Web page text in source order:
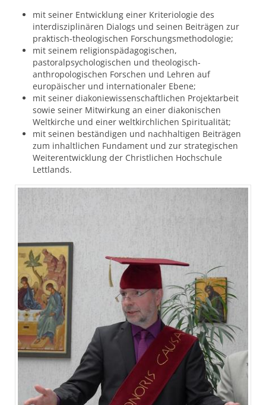
mit seiner Entwicklung einer Kriteriologie des
interdisziplinären Dialogs und seinen Beiträgen zur
praktisch-theologischen Forschungsmethodologie;
mit seinem religionspädagogischen,
pastoralpsychologischen und theologisch-
anthropologischen Forschen und Lehren auf
europäischer und internationaler Ebene;
mit seiner diakoniewissenschaftlichen Projektarbeit
sowie seiner Mitwirkung an einer diakonischen
Weltkirche und einer weltkirchlichen Spiritualität;
mit seinen beständigen und nachhaltigen Beiträgen
zum inhaltlichen Fundament und zur strategischen
Weiterentwicklung der Christlichen Hochschule
Lettlands.